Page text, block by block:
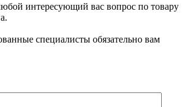
интересующий вас вопрос по товару
специалисты обязательно вам